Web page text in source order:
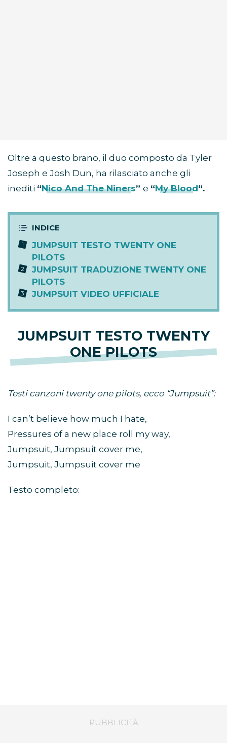
Oltre a questo brano, il duo composto da Tyler
Joseph e Josh Dun, ha rilasciato anche gli
inediti “Nico And The Niners” e “My Blood“.
JUMPSUIT TESTO TWENTY ONE
PILOTS
JUMPSUIT TRADUZIONE TWENTY ONE
PILOTS
JUMPSUIT VIDEO UFFICIALE
JUMPSUIT TESTO TWENTY
ONE PILOTS
Testi canzoni twenty one pilots, ecco “Jumpsuit”:
I can’t believe how much I hate,
Pressures of a new place roll my way,
Jumpsuit, Jumpsuit cover me,
Jumpsuit, Jumpsuit cover me
Testo completo: